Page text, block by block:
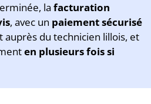
la facturation
, avec un paiement sécurisé
du technicien lillois, et
en plusieurs fois si